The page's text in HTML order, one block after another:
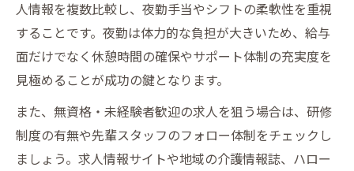
人情報を複数比較し、夜勤手当やシフトの柔軟性を重視
することです。夜勤は体力的な負担が大きいため、給与
面だけでなく休憩時間の確保やサポート体制の充実度を
見極めることが成功の鍵となります。
また、無資格・未経験者歓迎の求人を狙う場合は、研修
制度の有無や先輩スタッフのフォロー体制をチェックし
ましょう。求人情報サイトや地域の介護情報誌、ハロー